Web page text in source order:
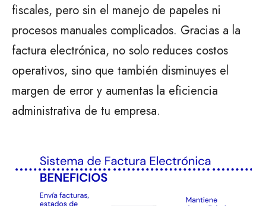
fiscales, pero sin el manejo de papeles ni
procesos manuales complicados. Gracias a la
factura electrónica, no solo reduces costos
operativos, sino que también disminuyes el
margen de error y aumentas la eficiencia
administrativa de tu empresa.